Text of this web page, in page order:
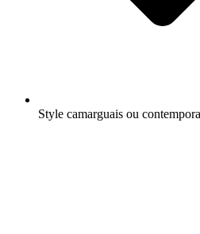
Style camarguais ou